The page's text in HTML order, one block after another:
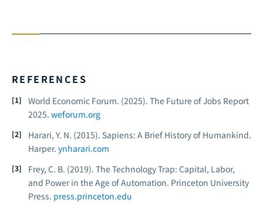
REFERENCES
World Economic Forum. (2025). The Future of Jobs Report
2025. weforum.org
Harari, Y. N. (2015). Sapiens: A Brief History of Humankind.
Harper. ynharari.com
Frey, C. B. (2019). The Technology Trap: Capital, Labor,
and Power in the Age of Automation. Princeton University
Press. press.princeton.edu